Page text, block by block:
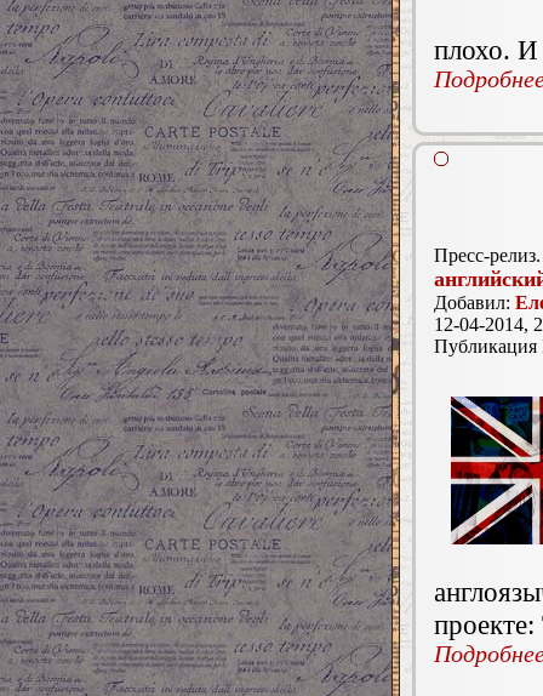
плохо. И
Пресс-релиз.
Добавил:
12-04-2014,